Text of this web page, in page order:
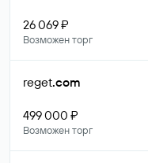
26 069 ₽
Возможен торг
reget.com
499 000 ₽
Возможен торг